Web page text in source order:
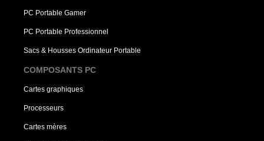
PC Portable Gamer
PC Portable Professionnel
Sacs & Housses Ordinateur Portable
COMPOSANTS PC
Cartes graphiques
Processeurs
Cartes mères